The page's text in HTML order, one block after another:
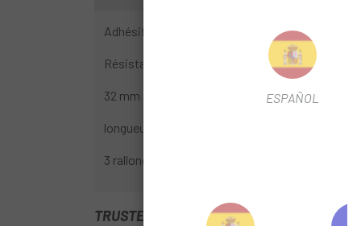
Adhésif transparent de 14 mil d'épaisseur pour
Résistant aux UV – Ne se décolore pas et ne se
32 mm de large
longueur 222 mm
3 rallonges incluses pour la protection souhaitée
TRUSTED SHOPS REVIEWS
ESPAÑOL